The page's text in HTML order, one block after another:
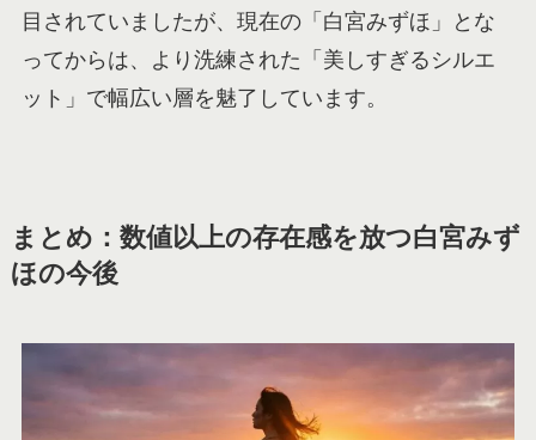
目されていましたが、現在の「白宮みずほ」とな
ってからは、より洗練された「美しすぎるシルエ
ット」で幅広い層を魅了しています。
まとめ：数値以上の存在感を放つ白宮みず
ほの今後